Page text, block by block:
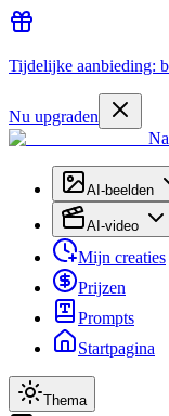
Tijdelijke aanbieding:
Nu upgraden
AI-beelden
AI-video
Mijn creaties
Prijzen
Prompts
Startpagina
Thema